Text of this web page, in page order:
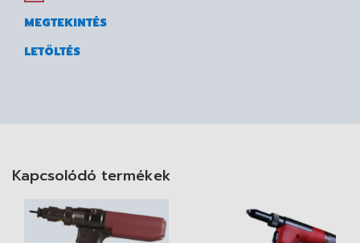
MEGTEKINTÉS
LETÖLTÉS
Kapcsolódó termékek